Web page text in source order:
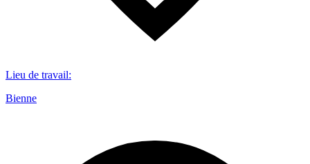
Lieu de travail:
Bienne